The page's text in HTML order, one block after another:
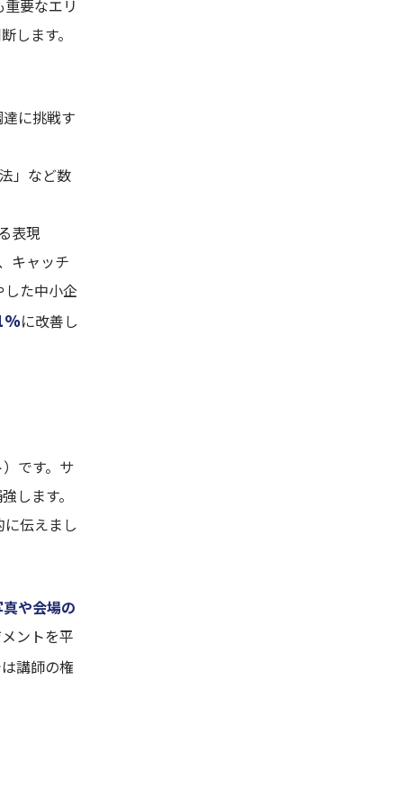
要なエリ
します。
に挑戦す
」など数
表現
キャッチ
した中小企
に改善し
です。サ
します。
伝えまし
や会場の
ントを平
講師の権